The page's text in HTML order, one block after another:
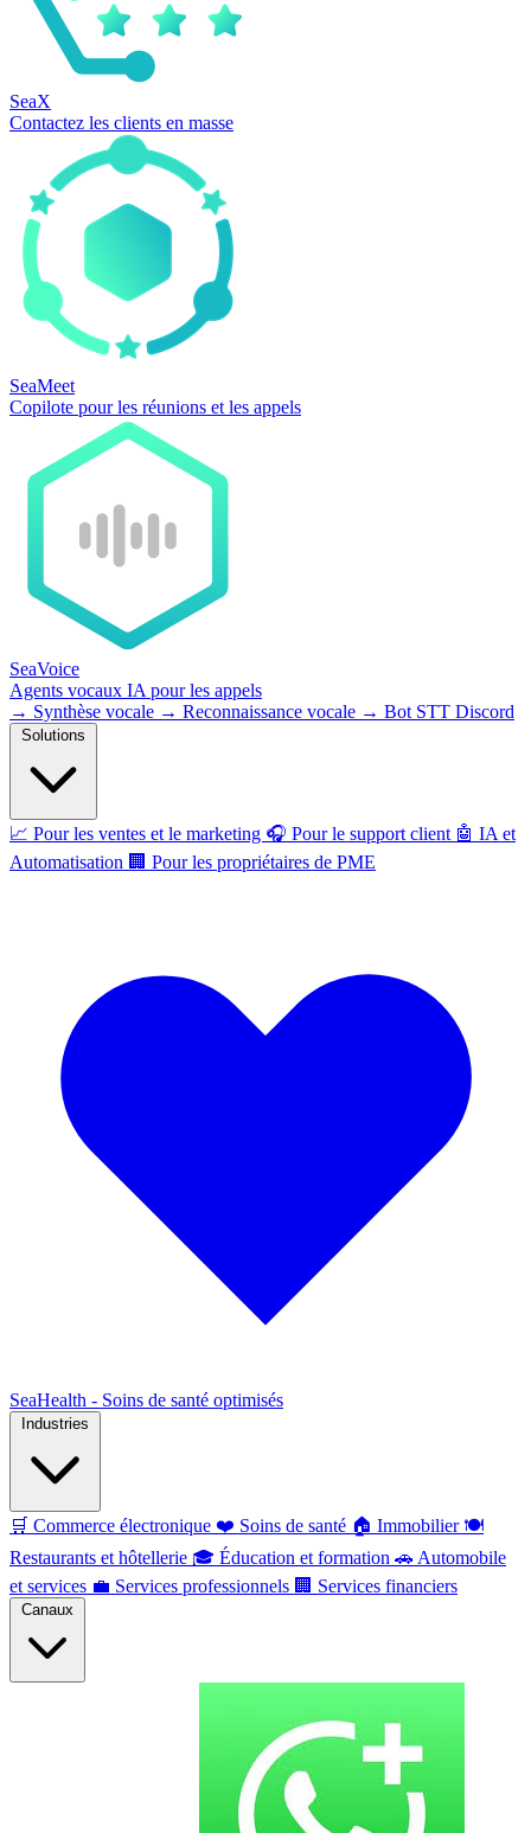
SeaX
Contactez les clients en masse
SeaMeet
Copilote pour les réunions et les appels
SeaVoice
Agents vocaux IA pour les appels
→ Synthèse vocale → Reconnaissance vocale → Bot STT Discord
📈 Pour les ventes et le marketing 🎧 Pour le support client 🤖 IA et
Automatisation 🏢 Pour les propriétaires de PME
SeaHealth - Soins de santé optimisés
🛒 Commerce électronique ❤️ Soins de santé 🏠 Immobilier 🍽️
Restaurants et hôtellerie 🎓 Éducation et formation 🚗 Automobile
et services 💼 Services professionnels 🏢 Services financiers